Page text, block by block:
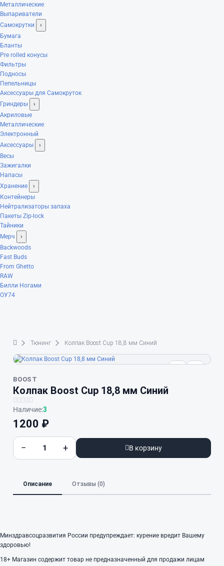
Металлические
Выпариватели
Самокрутки
›
Бумага
Бланты
Pre rolled конусы
Фильтры
Подносы
Пепельницы
Аксессуары для Самокруток
Гриндеры
›
Акриловые
Металлические
Электронный
Аксессуары
›
Весы
Зажигалки
Напасы
Хранение
›
Контейнеры
Нейтрализаторы запаха
Пакеты Zip-lock
Тайники
Мерч
›
Backwoods
Fast Buds
From Ghetto
RAW
Билли Ногами
ОУ74
Тюнинг Колпак Boost Cup 18,8 мм Синий
BOOST
Колпак Boost Cup 18,8 мм Синий
Наличие:3
1200 ₽
− + В корзину
Описание Отзывы (0)
Минздравсоцразвития России предупреждает: курение вредит Вашему
здоровью!
18+ Магазин содержит товар не предназначенный для продажи лицам